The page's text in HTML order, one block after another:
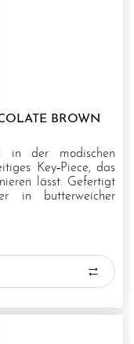
BROWN
in der modischen
Key‑Piece, das
lässt. Gefertigt
in butterweicher